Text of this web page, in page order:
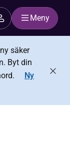
Meny
säker
Byt din
Ny